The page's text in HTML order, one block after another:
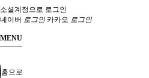
소셜계정으로 로그인
네이버 로그인 카카오 로그인
MENU
홈으로